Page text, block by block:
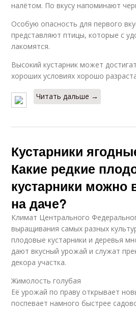
налётом. По вкусу напоминают
Особую опасность для первого
представляют птицы, которые с
лакомятся.
Высокий кустарник может
хороших условиях хорошо
Читать дальше →
Кустарники
Какие редкие
кустарники можно
на даче?
Климат Центрального
выращивания самых разных
плодовые кустарники и деревья
дают вкусный урожай и служат
декора участка.
Жимолость голубая
Её урожай по праву открывает
поспевает намного быстрее